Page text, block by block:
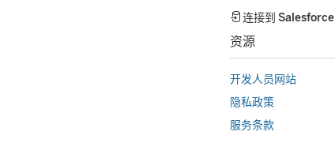
连接到 Salesforce
资源
开发人员网站
隐私政策
服务条款